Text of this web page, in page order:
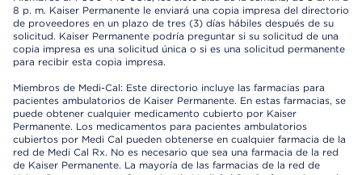
8 p. m. Kaiser Permanente le enviará una copia impresa del directorio
de proveedores en un plazo de tres (3) días hábiles después de su
solicitud. Kaiser Permanente podría preguntar si su solicitud de una
copia impresa es una solicitud única o si es una solicitud permanente
para recibir esta copia impresa.
Miembros de Medi-Cal: Este directorio incluye las farmacias para
pacientes ambulatorios de Kaiser Permanente. En estas farmacias, se
puede obtener cualquier medicamento cubierto por Kaiser
Permanente. Los medicamentos para pacientes ambulatorios
cubiertos por Medi Cal pueden obtenerse en cualquier farmacia de la
red de Medi Cal Rx. No es necesario que sea una farmacia de la red
de Kaiser Permanente. La mayoría de las farmacias de la red de